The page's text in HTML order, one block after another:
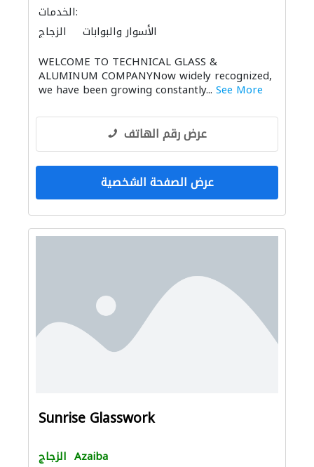
الخدمات:
الزجاج
الأسوار والبوابات
WELCOME TO TECHNICAL GLASS &
ALUMINUM COMPANYNow widely recognized,
we have been growing constantly... See More
عرض رقم الهاتف
عرض الصفحة الشخصية
Sunrise Glasswork
الزجاج Azaiba